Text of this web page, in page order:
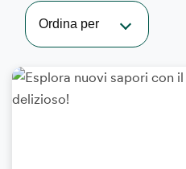
Ordina per